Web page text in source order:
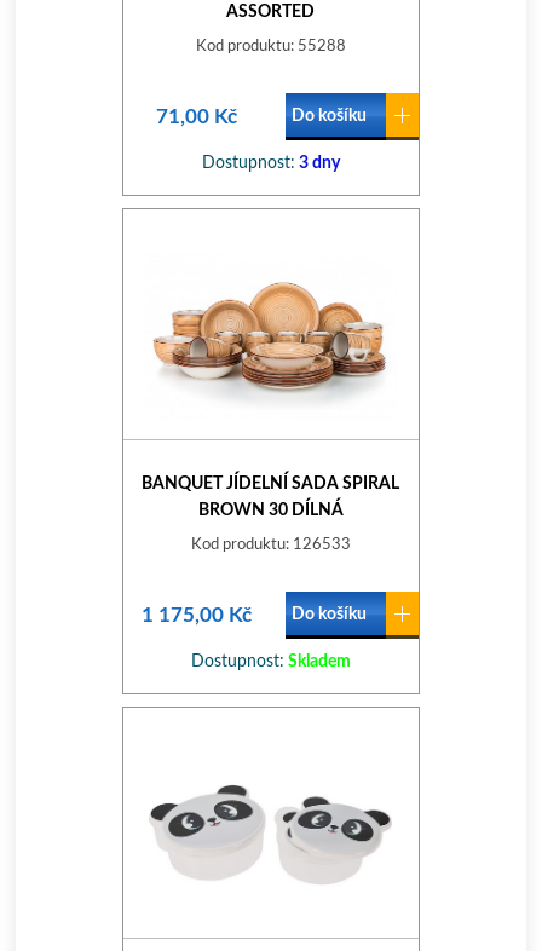
ASSORTED
Kod produktu: 55288
71,00 Kč Do košíku
Dostupnost: 3 dny
BANQUET JÍDELNÍ SADA SPIRAL
BROWN 30 DÍLNÁ
Kod produktu: 126533
1 175,00 Kč Do košíku
Dostupnost: Skladem